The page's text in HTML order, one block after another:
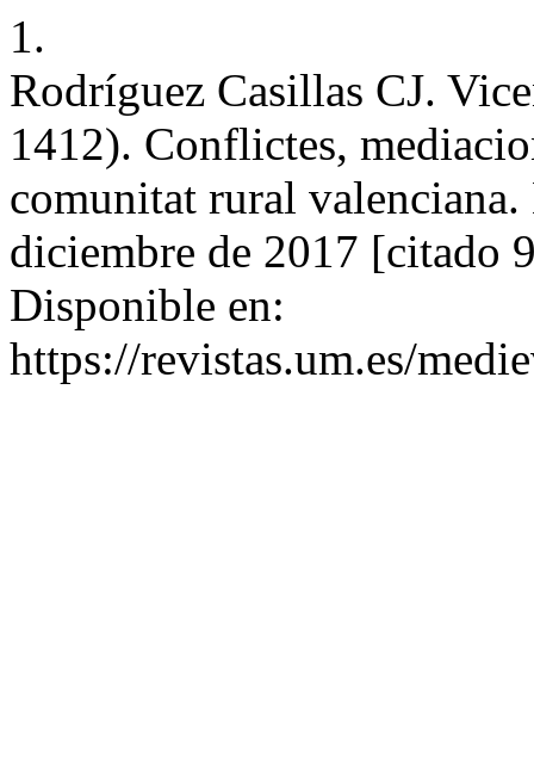
1.
Rodríguez Casillas CJ.
1412). Conflictes,
comunitat rural
diciembre de 2017 [citado
Disponible en:
https://revistas.um.es/